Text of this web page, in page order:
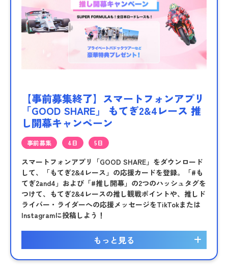
【事前募集終了】スマートフォンアプリ
「GOOD SHARE」 もてぎ2&4レース 推
し開幕キャンペーン
事前募集 4日 5日
スマートフォンアプリ「GOOD SHARE」をダウンロード
して、「もてぎ2&4レース」の応援カードを登録。「#も
てぎ2and4」および「#推し開幕」の2つのハッシュタグを
つけて、もてぎ2&4レースの推し観戦ポイントや、推しド
ライバー・ライダーへの応援メッセージをTikTokまたは
Instagramに投稿しよう！
もっと見る